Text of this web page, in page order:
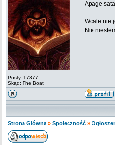
Posty: 17377
Skąd: The Boat
Apage
Wcale nie
Nie
Strona Główna » Społeczność »